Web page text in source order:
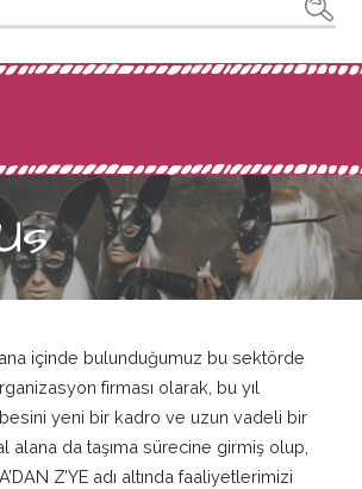
içinde bulunduğumuz bu sektörde
firması olarak, bu yıl
yeni bir kadro ve uzun vadeli bir
alana da taşıma sürecine girmiş olup,
Z’YE adı altında faaliyetlerimizi